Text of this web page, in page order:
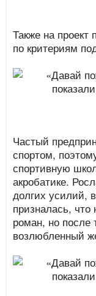
Также на
по критериям
Частый
спортом,
спортивную
акробатике.
долгих усилий,
призналась,
роман, но после
возлюбленный